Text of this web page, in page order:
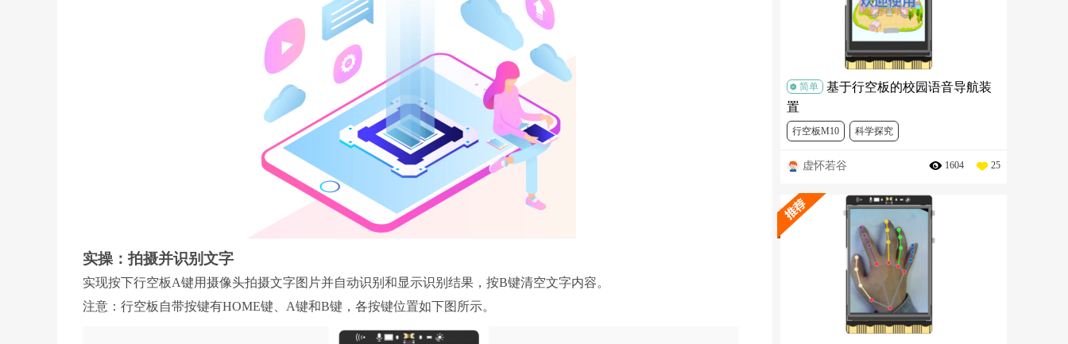
实操：拍摄并识别文字
实现按下行空板A键用摄像头拍摄文字图片并自动识别和显示识别结果，按B键清空文字内容。
注意：行空板自带按键有HOME键、A键和B键，各按键位置如下图所示。
简单
基于行空板的校园语音导航装
置
行空板M10 科学探究
行空板“人工智能”项目教程合集 FIT0914
DFR0706 SEN0539 FIT0668
虚怀若谷 1604 25